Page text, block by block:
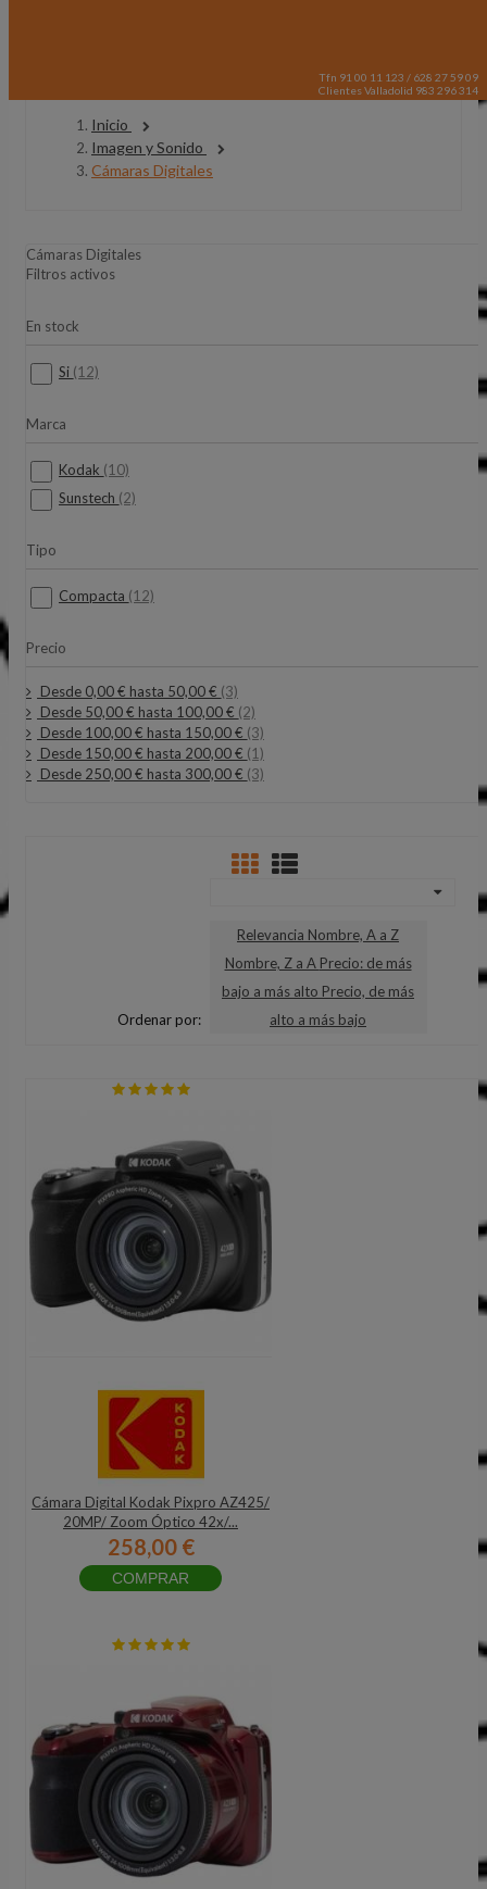
Tfn 91 00 11 123 / 628 27 59 09
Clientes Valladolid 983 296 314
Inicio
Imagen y Sonido
Cámaras Digitales
Cámaras Digitales
Filtros activos
En stock
Si (12)
Marca
Kodak (10)
Sunstech (2)
Tipo
Compacta (12)
Precio
Desde 0,00 € hasta 50,00 € (3)
Desde 50,00 € hasta 100,00 € (2)
Desde 100,00 € hasta 150,00 € (3)
Desde 150,00 € hasta 200,00 € (1)
Desde 250,00 € hasta 300,00 € (3)
Ordenar por:
Relevancia Nombre, A a Z
Nombre, Z a A Precio: de más
bajo a más alto Precio, de más
alto a más bajo
Cámara Digital Kodak Pixpro AZ425/
20MP/ Zoom Óptico 42x/...
258,00 €
COMPRAR